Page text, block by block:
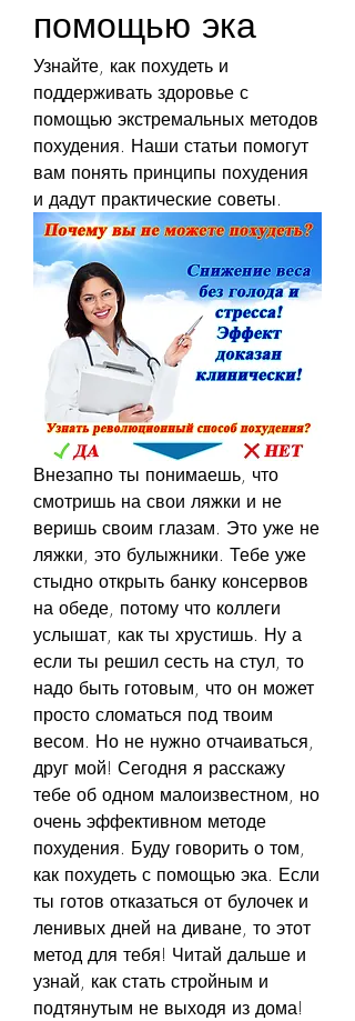
помощью эка
Узнайте, как похудеть и
поддерживать здоровье с
помощью экстремальных методов
похудения. Наши статьи помогут
вам понять принципы похудения
и дадут практические советы.
Внезапно ты понимаешь, что
смотришь на свои ляжки и не
веришь своим глазам. Это уже не
ляжки, это булыжники. Тебе уже
стыдно открыть банку консервов
на обеде, потому что коллеги
услышат, как ты хрустишь. Ну а
если ты решил сесть на стул, то
надо быть готовым, что он может
просто сломаться под твоим
весом. Но не нужно отчаиваться,
друг мой! Сегодня я расскажу
тебе об одном малоизвестном, но
очень эффективном методе
похудения. Буду говорить о том,
как похудеть с помощью эка. Если
ты готов отказаться от булочек и
ленивых дней на диване, то этот
метод для тебя! Читай дальше и
узнай, как стать стройным и
подтянутым не выходя из дома!